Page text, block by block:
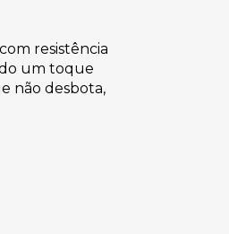
resistência
um toque
não desbota,